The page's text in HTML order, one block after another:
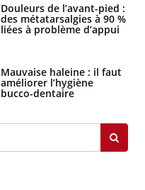
Douleurs de l’avant-pied :
des métatarsalgies à 90 %
liées à problème d’appui
Mauvaise haleine : il faut
améliorer l’hygiène
bucco-dentaire